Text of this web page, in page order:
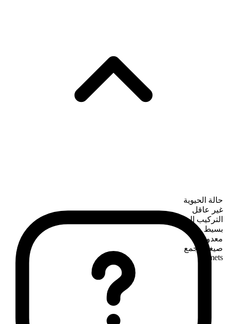
حالة الحيوية
غير عاقل
التركيب الصرفي
بسيط
معدود
صيغة الجمع
comets